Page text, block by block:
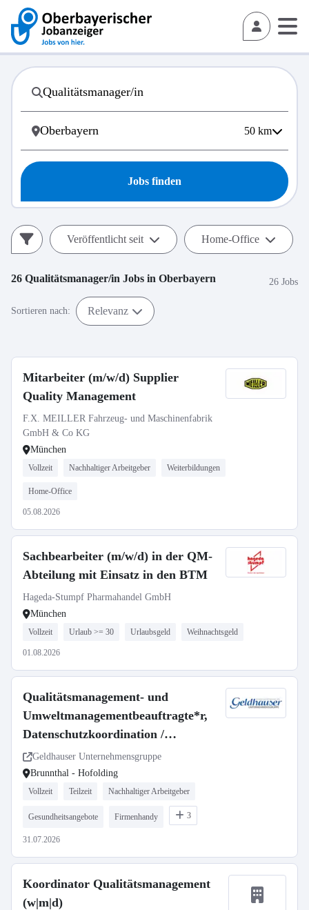
50 km
Jobs finden
Veröffentlicht seit Home-Office
26 Qualitätsmanager/in Jobs in Oberbayern 26 Jobs
Sortieren nach: Relevanz
Mitarbeiter (m/w/d) Supplier
Quality Management
F.X. MEILLER Fahrzeug- und Maschinenfabrik
GmbH & Co KG
München
Vollzeit Nachhaltiger Arbeitgeber Weiterbildungen
Home-Office
05.08.2026
Sachbearbeiter (m/w/d) in der QM-
Abteilung mit Einsatz in den BTM
Hageda-Stumpf Pharmahandel GmbH
München
Vollzeit Urlaub >= 30 Urlaubsgeld Weihnachtsgeld
01.08.2026
Qualitätsmanagement- und
Umweltmanagementbeauftragte*r,
Datenschutzkoordination /
Arbeitssicherheitskoordination
(m/w/d) Vollzeit / Teilzeit / Minijob
Geldhauser Unternehmensgruppe
Brunnthal - Hofolding
Vollzeit Teilzeit Nachhaltiger Arbeitgeber
Gesundheitsangebote Firmenhandy 3
31.07.2026
Koordinator Qualitätsmanagement
(w|m|d)